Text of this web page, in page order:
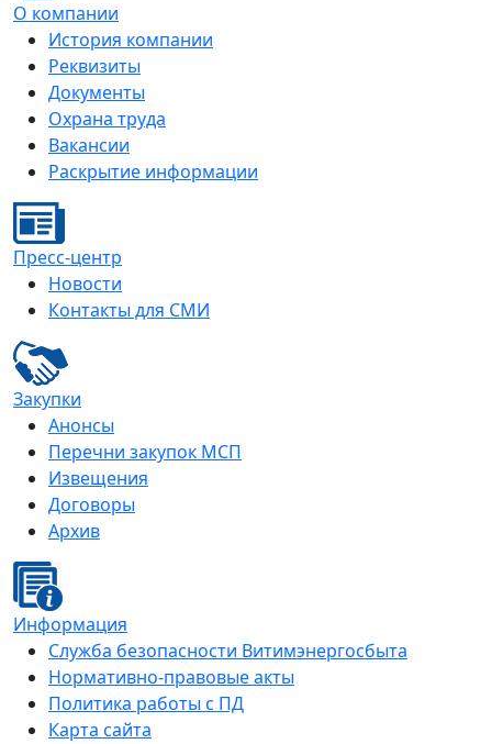
О компании
История компании
Реквизиты
Документы
Охрана труда
Вакансии
Раскрытие информации
Пресс-центр
Новости
Контакты для СМИ
Закупки
Анонсы
Перечни закупок МСП
Извещения
Договоры
Архив
Информация
Служба безопасности Витимэнергосбыта
Нормативно-правовые акты
Политика работы с ПД
Карта сайта